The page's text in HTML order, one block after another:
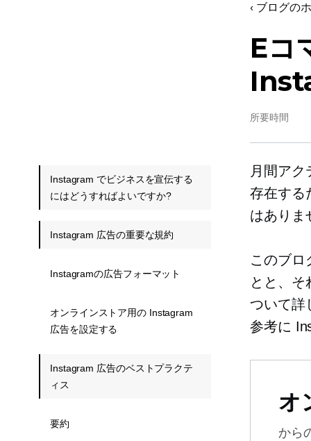
‹ ブログの
Eコ
所要時間
月間ア
存在する
はありま
このブロ
とと、そ
ついて詳
参考に
オ
から
Instagram でビジネスを宣伝する
にはどうすればよいですか?
Instagram 広告の重要な規約
Instagramの広告フォーマット
オンラインストア用の Instagram
広告を設定する
Instagram 広告のベストプラクテ
ィス
要約